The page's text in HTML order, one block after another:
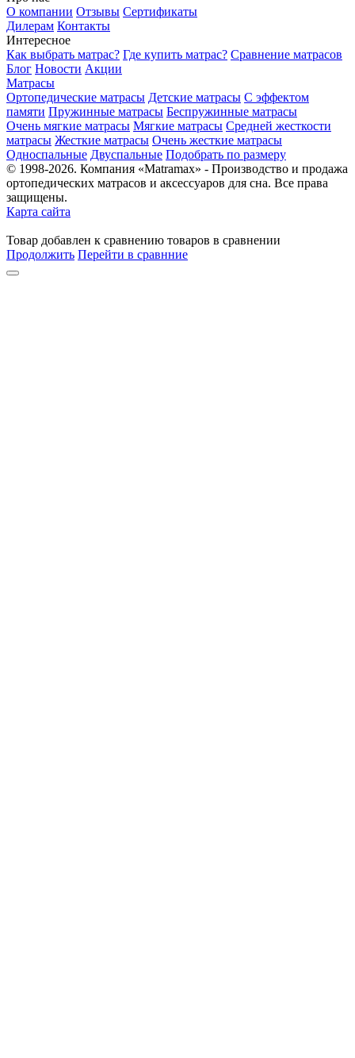
О компании Отзывы Сертификаты
Дилерам Контакты
Интересное
Как выбрать матрас? Где купить матрас? Сравнение матрасов
Блог Новости Акции
Матрасы
Ортопедические матрасы Детские матрасы С эффектом
памяти Пружинные матрасы Беспружинные матрасы
Очень мягкие матрасы Мягкие матрасы Средней жесткости
матрасы Жесткие матрасы Очень жесткие матрасы
Односпальные Двуспальные Подобрать по размеру
© 1998-2026. Компания «Matramax» - Производство и продажа
ортопедических матрасов и аксессуаров для сна. Все права
защищены.
Карта сайта
Товар добавлен к сравнению товаров в сравнении
Продолжить Перейти в сравнние